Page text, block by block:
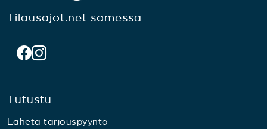
Tilausajot.net somessa
Tutustu
Lähetä tarjouspyyntö